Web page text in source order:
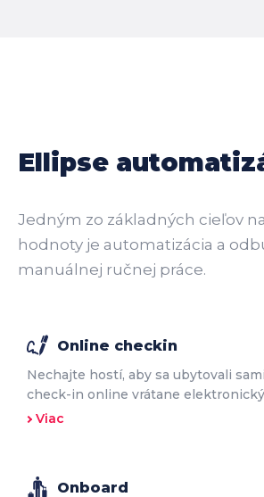
Ellipse
Jedným zo základných cieľov
hodnoty je automatizácia a
manuálnej ručnej práce.
Online checkin
Nechajte hostí, aby sa ubytovali
check-in online vrátane
Viac
Onboard